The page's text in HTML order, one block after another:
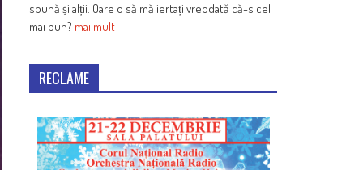
spună și alții. Oare o să mă iertați vreodată că-s cel
mai bun? mai mult
RECLAME